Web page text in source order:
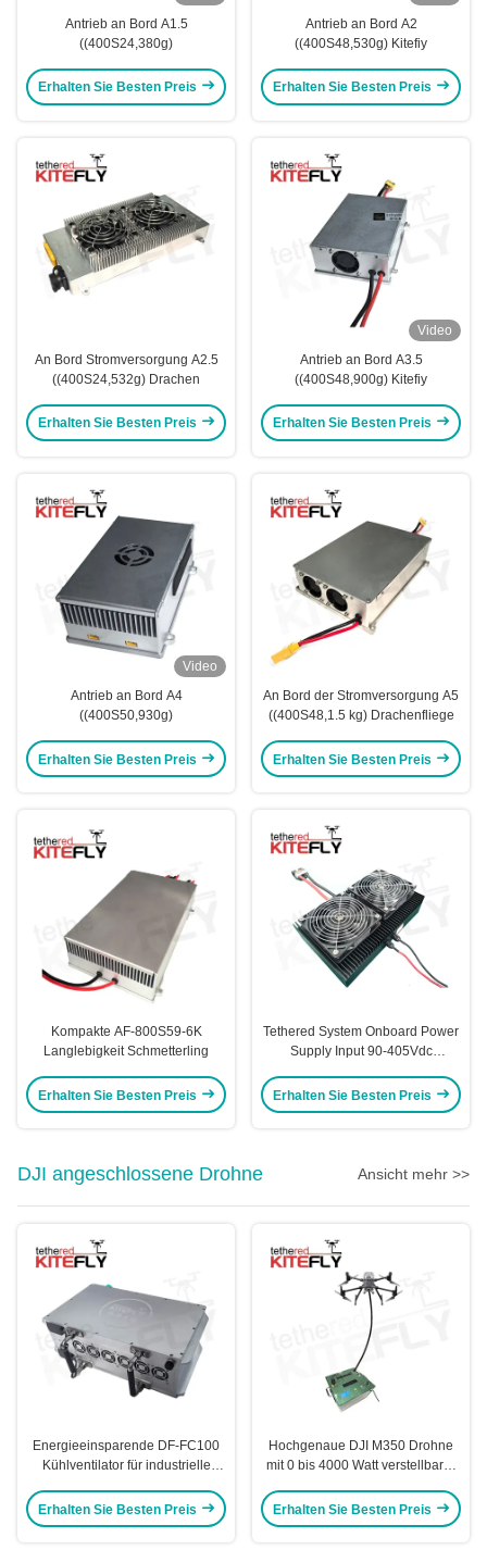
Antrieb an Bord A1.5
((400S24,380g)
Erhalten Sie Besten Preis
Antrieb an Bord A2
((400S48,530g) Kitefiy
Erhalten Sie Besten Preis
An Bord Stromversorgung A2.5
((400S24,532g) Drachen
Erhalten Sie Besten Preis
Video
Antrieb an Bord A3.5
((400S48,900g) Kitefiy
Erhalten Sie Besten Preis
Video
Antrieb an Bord A4
((400S50,930g)
Erhalten Sie Besten Preis
An Bord der Stromversorgung A5
((400S48,1.5 kg) Drachenfliege
Erhalten Sie Besten Preis
Kompakte AF-800S59-6K
Langlebigkeit Schmetterling
Erhalten Sie Besten Preis
Tethered System Onboard Power
Supply Input 90-405Vdc
Erhalten Sie Besten Preis
DJI angeschlossene Drohne Ansicht mehr >>
Energieeinsparende DF-FC100
Kühlventilator für industrielle
Erhalten Sie Besten Preis
Hochgenaue DJI M350 Drohne
mit 0 bis 4000 Watt verstellbarer
Erhalten Sie Besten Preis